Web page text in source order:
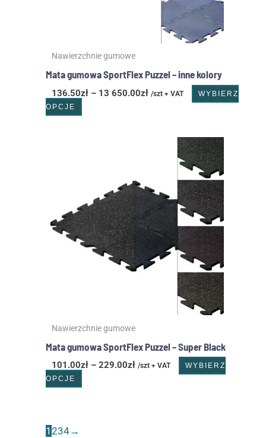
Nawierzchnie gumowe
Mata gumowa SportFlex Puzzel – inne kolory
136.50zł – 13 650.00zł /szt + VAT
WYBIERZ
OPCJE
Nawierzchnie gumowe
Mata gumowa SportFlex Puzzel – Super Black
101.00zł – 229.00zł
do
229.00zł
/szt + VAT
WYBIERZ
OPCJE
wariantów.
Opcje
można
wybrać
na
stronie
1234→